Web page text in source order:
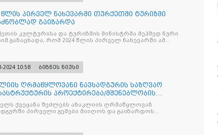
წლის პირველ ნახევარში თურქეთში ტურიზმი
გაიზარდა
კულტურისა და ტურიზმის მინისტრმა მეჰმედ ნური
განაცხადა, რომ 2024 წლის პირველ ნახევარში ამ
2024 10:58 ბიზნეს ნიუსი
ღრმაწყლოვანი ნავსადგურის საზღვაო
პროექტირება/მშენებლობის
გამარჯვებულად ბელგიური კომპანია Jan De
ქვეყანა შეძლებს ანაკლიის ღრმაწყლოვან
პირველი გემები მიიღოს და გაიზარდოს